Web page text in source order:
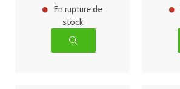
En rupture de
stock